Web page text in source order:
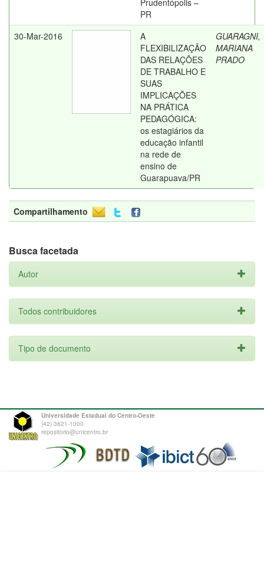
Prudentópolis –
PR
30-Mar-2016
A
FLEXIBILIZAÇÃO
DAS RELAÇÕES
DE TRABALHO E
SUAS
IMPLICAÇÕES
NA PRÁTICA
PEDAGÓGICA:
os estagiários da
educação infantil
na rede de
ensino de
Guarapuava/PR
GUARAGNI,
MARIANA
PRADO
Compartilhamento
Busca facetada
Autor
Todos contribuidores
Tipo de documento
Universidade Estadual do Centro-Oeste
(42) 3621-1000
repositorio@unicentro.br